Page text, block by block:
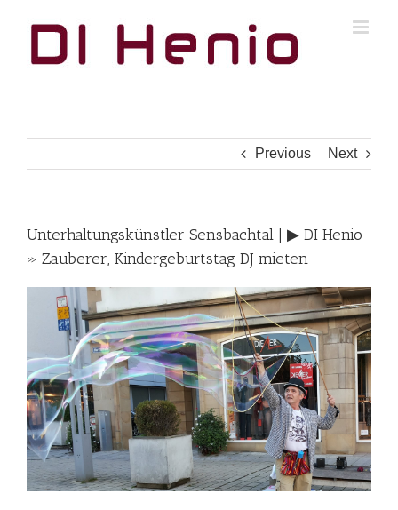
Previous Next
Unterhaltungskünstler Sensbachtal | ▶︎ DI Henio
» Zauberer, Kindergeburtstag DJ mieten